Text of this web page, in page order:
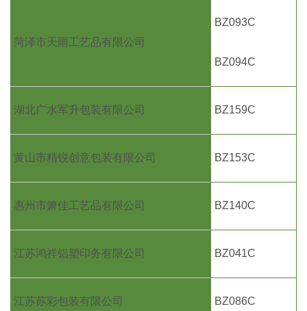
菏泽市天雨工艺品有限公司
BZ093C
BZ094C
湖北广水军升包装有限公司 BZ159C
黄山市精锐创意包装有限公司 BZ153C
惠州市箫佳工艺品有限公司 BZ140C
江苏鸿祥铝塑印务有限公司 BZ041C
江苏苏彩包装有限公司 BZ086C